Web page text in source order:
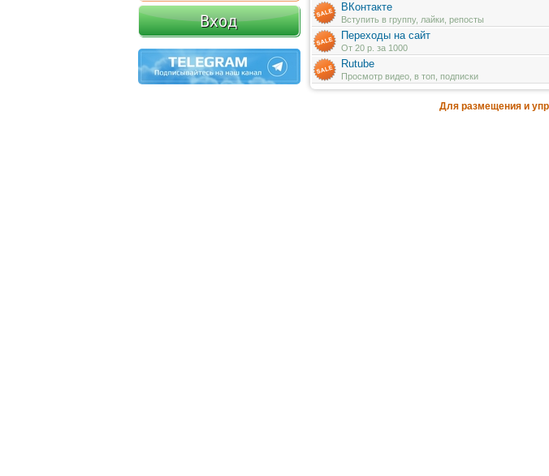
ВКонтакте
Вступить в группу, лайки, репосты
Переходы на сайт
От 20 р. за 1000
Rutube
Просмотр видео, в топ, подписки
Для размещения и